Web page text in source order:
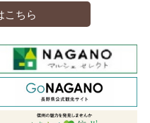
こちら